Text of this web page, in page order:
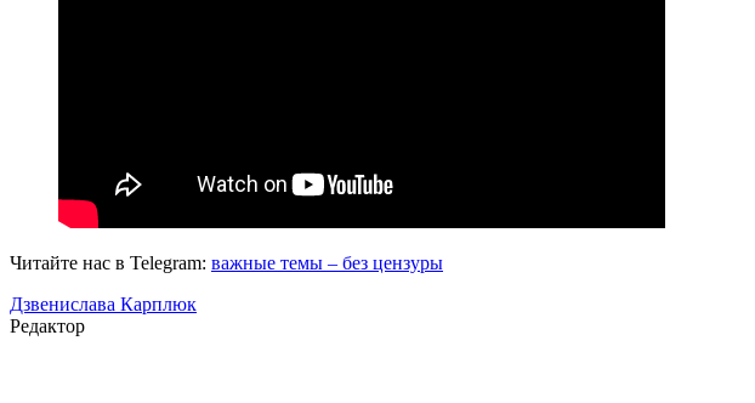
Читайте нас в Telegram: важные темы – без цензуры
Дзвенислава Карплюк
Редактор